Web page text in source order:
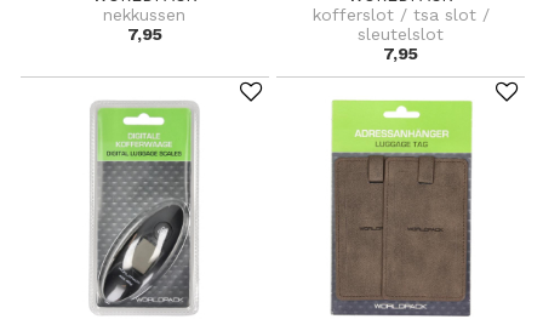
nekkussen
7,95
kofferslot / tsa slot /
sleutelslot
7,95